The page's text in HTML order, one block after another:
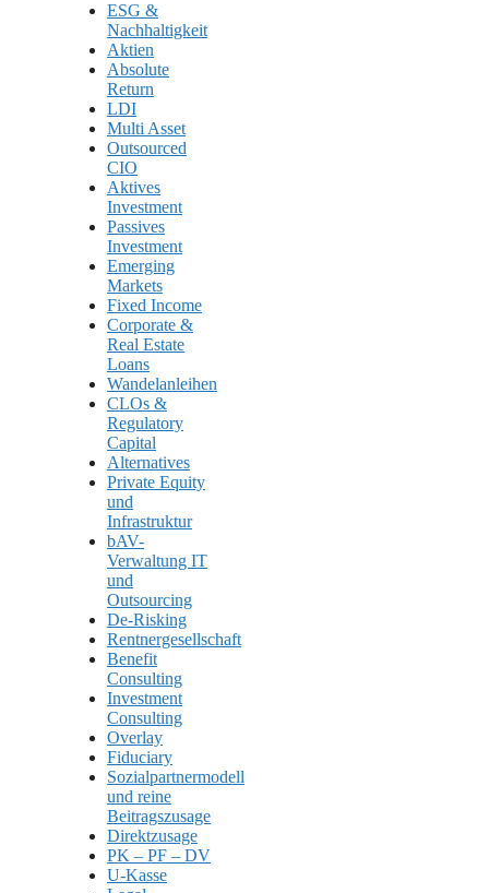
ESG &
Nachhaltigkeit
Aktien
Absolute
Return
LDI
Multi Asset
Outsourced
CIO
Aktives
Investment
Passives
Investment
Emerging
Markets
Fixed Income
Corporate &
Real Estate
Loans
Wandelanleihen
CLOs &
Regulatory
Capital
Alternatives
Private Equity
und
Infrastruktur
bAV-
Verwaltung IT
und
Outsourcing
De-Risking
Rentnergesellschaft
Benefit
Consulting
Investment
Consulting
Overlay
Fiduciary
Sozialpartnermodell
und reine
Beitragszusage
Direktzusage
PK – PF – DV
U-Kasse